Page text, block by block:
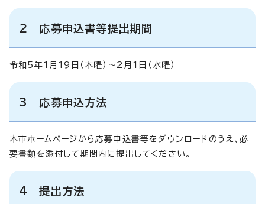
2 応募申込書等提出期間
令和5年1月19日（木曜）～2月1日（水曜）
3 応募申込方法
本市ホームページから応募申込書等をダウンロードのうえ、必
要書類を添付して期間内に提出してください。
4 提出方法